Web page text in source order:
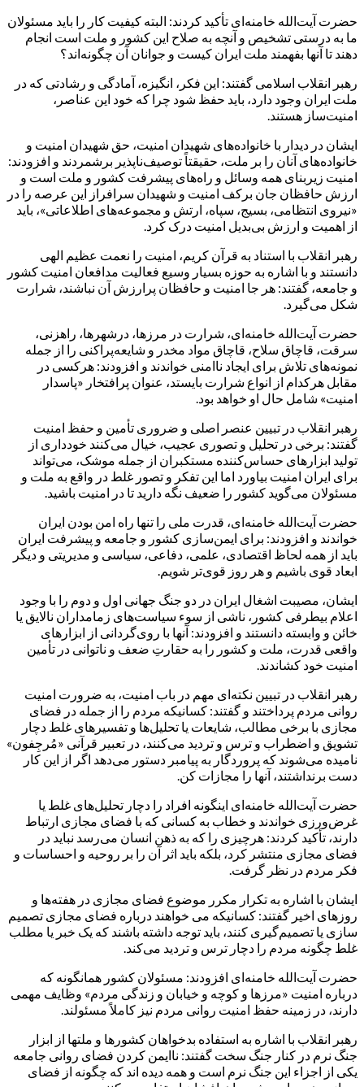
حضرت آیت‌الله خامنه‌ای تأکید کردند: البته کیفیت کار را باید مسئولان
ما به درستی تشخیص و آنچه به صلاح این کشور و ملت است انجام
دهند تا آنها بفهمند ملت ایران کیست و جوانان آن چگونه‌اند؟
رهبر انقلاب اسلامی گفتند: این فکر، انگیزه، آمادگی و رشادتی که در
ملت ایران وجود دارد، باید حفظ شود چرا که خود این عناصر،
امنیت‌ساز هستند.
ایشان در دیدار با خانواده‌های شهیدان امنیت، حق شهیدان امنیت و
خانواده‌های آنان را بر ملت، حقیقتاً توصیف‌ناپذیر برشمردند و افزودند:
امنیت زیربنای همه وسائل و راه‌های پیشرفت کشور و ملت است و
ارزش حافظان جان برکف امنیت و شهیدان سرافراز این عرصه را در
«نیروی انتظامی، بسیج، سپاه، ارتش و مجموعه‌های اطلاعاتی»، باید
از اهمیت و ارزش بی‌بدیل امنیت درک کرد.
رهبر انقلاب با استناد به قرآن کریم، امنیت را نعمت عظیم الهی
دانستند و با اشاره به حوزه بسیار وسیع فعالیت مدافعان امنیت کشور
و جامعه، گفتند: هر جا امنیت و حافظان پرارزش آن نباشند، شرارت
شکل می‌گیرد.
حضرت آیت‌الله خامنه‌ای، شرارت در مرزها، درشهرها، راهزنی،
سرقت، قاچاق سلاح، قاچاق مواد مخدر و شایعه‌پراکنی را از جمله
نمونه‌های تلاش برای ایجاد ناامنی خواندند و افزودند: هرکسی در
مقابل هرکدام از انواع شرارت بایستد، عنوان پرافتخار «پاسدار
امنیت» شامل حال او خواهد بود.
رهبر انقلاب در تبیین عنصر اصلی و ضروری تأمین و حفظ امنیت
گفتند: برخی در تحلیل و تصوری عجیب، خیال می‌کنند خودداری از
تولید ابزارهای حساس‌کننده مستکبران از جمله موشک، می‌تواند
برای ایران امنیت بیاورد اما این تفکر و تصور غلط در واقع به ملت و
مسئولان می‌گوید کشور را ضعیف نگه دارید تا در امنیت باشید.
حضرت آیت‌الله خامنه‌ای، قدرت ملی را تنها راه امن بودن ایران
خواندند و افزودند: برای ایمن‌سازی کشور و جامعه و پیشرفت ایران
باید از همه لحاظ اقتصادی، علمی، دفاعی، سیاسی و مدیریتی و دیگر
ابعاد قوی باشیم و هر روز قوی‌تر شویم.
ایشان، مصیبت اشغال ایران در دو جنگ جهانی اول و دوم را با وجود
اعلام بیطرفی کشور، ناشی از سوء سیاست‌های زمامداران نالایق یا
خائن و وابسته دانستند و افزودند: آنها با روی‌گردانی از ابزارهای
واقعی قدرت، ملت و کشور را به حقارتِ ضعف و ناتوانی در تأمین
امنیت خود کشاندند.
رهبر انقلاب در تبیین نکته‌ای مهم در باب امنیت، به ضرورت امنیت
روانی مردم پرداختند و گفتند: کسانیکه مردم را از جمله در فضای
مجازی با برخی مطالب، شایعات یا تحلیل‌ها و تفسیرهای غلط دچار
تشویق و اضطراب و ترس و تردید می‌کنند، در تعبیر قرآنی «مُرجِفون»
نامیده می‌شوند که پروردگار به پیامبر دستور می‌دهد اگر از این کار
دست برنداشتند، آنها را مجازات کن.
حضرت آیت‌الله خامنه‌ای اینگونه افراد را دچار تحلیل‌های غلط یا
غرض‌ورزی خواندند و خطاب به کسانی که با فضای مجازی ارتباط
دارند، تأکید کردند: هرچیزی را که به ذهن انسان می‌رسد نباید در
فضای مجازی منتشر کرد، بلکه باید اثر آن را بر روحیه و احساسات و
فکر مردم در نظر گرفت.
ایشان با اشاره به تکرار مکرر موضوع فضای مجازی در هفته‌ها و
روزهای اخیر گفتند: کسانیکه می خواهند درباره فضای مجازی تصمیم
سازی یا تصمیم‌گیری کنند، باید توجه داشته باشند که یک خبر یا مطلب
غلط چگونه مردم را دچار ترس و تردید می‌کند.
حضرت آیت‌الله خامنه‌ای افزودند: مسئولان کشور همانگونه که
درباره امنیت «مرزها و کوچه و خیابان و زندگی مردم» وظایف مهمی
دارند، در زمینه حفظ امنیت روانی مردم نیز کاملاً مسئولند.
رهبر انقلاب با اشاره به استفاده بدخواهان کشورها و ملتها از ابزار
جنگ نرم در کنار جنگ سخت گفتند: ناایمن کردن فضای روانی جامعه
یکی از اجزاء این جنگ نرم است و همه دیده اند که چگونه از فضای